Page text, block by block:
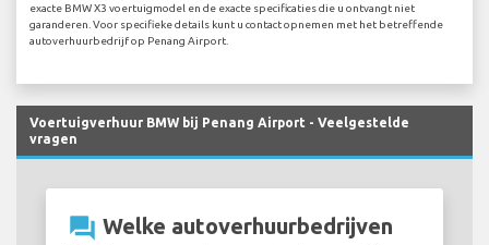
exacte BMW X3 voertuigmodel en de exacte specificaties die u ontvangt niet
garanderen. Voor specifieke details kunt u contact opnemen met het betreffende
autoverhuurbedrijf op Penang Airport.
Voertuigverhuur BMW bij Penang Airport - Veelgestelde
vragen
question_answer Welke autoverhuurbedrijven